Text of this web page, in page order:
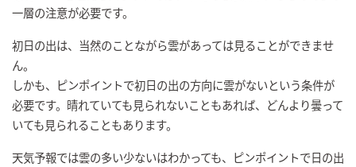
一層の注意が必要です。
初日の出は、当然のことながら雲があっては見ることができませ
ん。
しかも、ピンポイントで初日の出の方向に雲がないという条件が
必要です。晴れていても見られないこともあれば、どんより曇って
いても見られることもあります。
天気予報では雲の多い少ないはわかっても、ピンポイントで日の出